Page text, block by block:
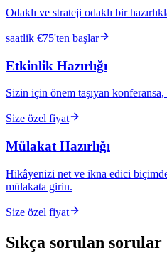
Odaklı ve strateji odaklı bir
saatlik €75'ten başlar
Etkinlik Hazırlığı
Sizin için önem taşıyan
Size özel fiyat
Mülakat Hazırlığı
Hikâyenizi net ve ikna edici
mülakata girin.
Size özel fiyat
Sıkça sorulan sorular